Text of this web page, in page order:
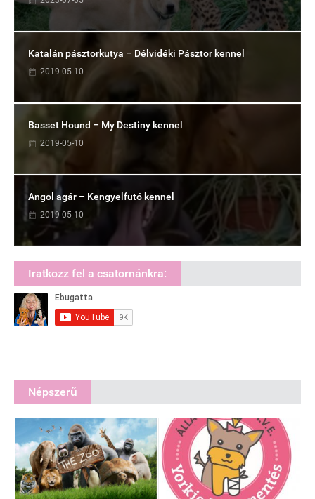
Katalán pásztorkutya – Délvidéki Pásztor kennel
2019-05-10
Basset Hound – My Destiny kennel
2019-05-10
Angol agár – Kengyelfutó kennel
2019-05-10
Iratkozz fel a csatornánkra:
Népszerű